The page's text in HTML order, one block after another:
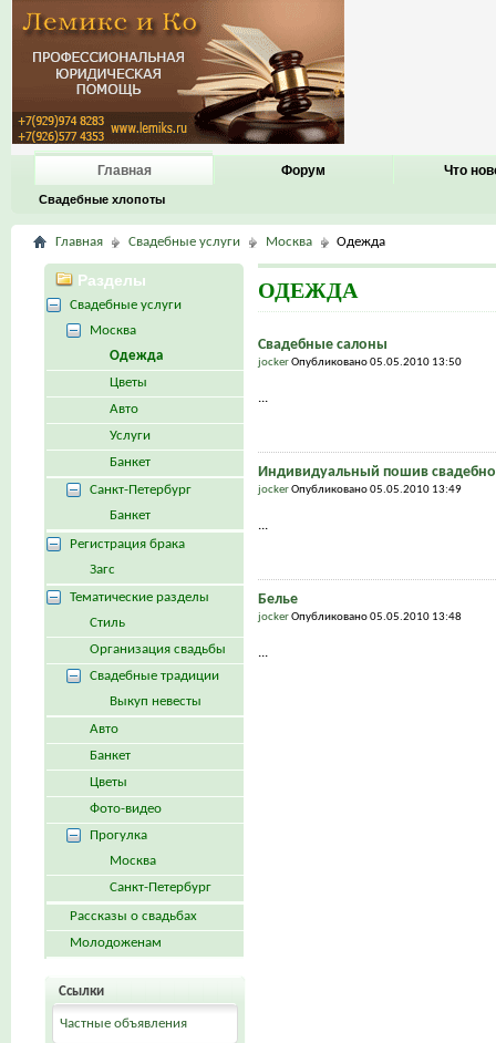
Главная
Свадебные хлопоты
Форум Что
Главная Свадебные услуги Москва Одежда
ОДЕЖДА
Свадебные салоны
jockerОпубликовано 05.05.2010 13:50
...
Индивидуальный пошив
jockerОпубликовано 05.05.2010 13:49
...
Белье
jockerОпубликовано 05.05.2010 13:48
...
Разделы
Свадебные услуги
Москва
Одежда
Цветы
Авто
Услуги
Банкет
Санкт-Петербург
Банкет
Регистрация брака
Загс
Тематические разделы
Стиль
Организация свадьбы
Свадебные традиции
Выкуп невесты
Авто
Банкет
Цветы
Фото-видео
Прогулка
Москва
Санкт-Петербург
Рассказы о свадьбах
Молодоженам
Ссылки
Частные объявления